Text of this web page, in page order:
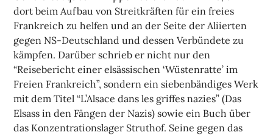
dort beim Aufbau von Streitkräften für ein freies
Frankreich zu helfen und an der Seite der Aliierten
gegen NS-Deutschland und dessen Verbündete zu
kämpfen. Darüber schrieb er nicht nur den
“Reisebericht einer elsässischen ‘Wüstenratte’ im
Freien Frankreich”, sondern ein siebenbändiges Werk
mit dem Titel “L’Alsace dans les griffes nazies” (Das
Elsass in den Fängen der Nazis) sowie ein Buch über
das Konzentrationslager Struthof. Seine gegen das